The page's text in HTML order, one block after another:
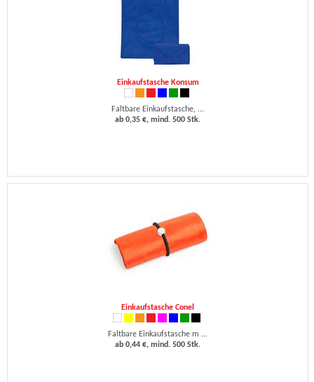
Einkaufstasche Konsum
Faltbare Einkaufstasche, ...
ab 0,35 €, mind. 500 Stk.
Einkaufstasche Conel
Faltbare Einkaufstasche m ...
ab 0,44 €, mind. 500 Stk.